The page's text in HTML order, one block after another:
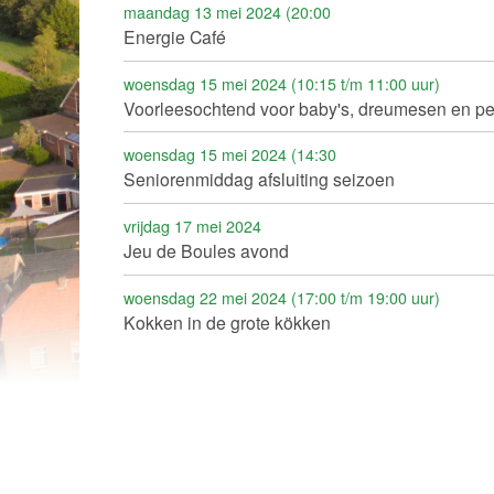
maandag 13 mei 2024 (20:00
Energie Café
woensdag 15 mei 2024 (10:15 t/m 11:00 uur)
Voorleesochtend voor baby's, dreumesen en
woensdag 15 mei 2024 (14:30
Seniorenmiddag afsluiting seizoen
vrijdag 17 mei 2024
Jeu de Boules avond
woensdag 22 mei 2024 (17:00 t/m 19:00 uur)
Kokken in de grote kökken